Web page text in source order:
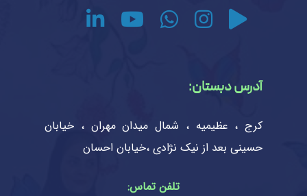
آدرس دبستان:
کرج ، عظیمیه ، شمال میدان مهران ، خیابان
حسینی بعد از نیک نژادی ،خیابان احسان
تلفن تماس: